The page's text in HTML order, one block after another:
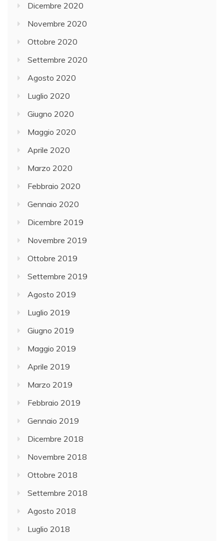
Dicembre 2020
Novembre 2020
Ottobre 2020
Settembre 2020
Agosto 2020
Luglio 2020
Giugno 2020
Maggio 2020
Aprile 2020
Marzo 2020
Febbraio 2020
Gennaio 2020
Dicembre 2019
Novembre 2019
Ottobre 2019
Settembre 2019
Agosto 2019
Luglio 2019
Giugno 2019
Maggio 2019
Aprile 2019
Marzo 2019
Febbraio 2019
Gennaio 2019
Dicembre 2018
Novembre 2018
Ottobre 2018
Settembre 2018
Agosto 2018
Luglio 2018